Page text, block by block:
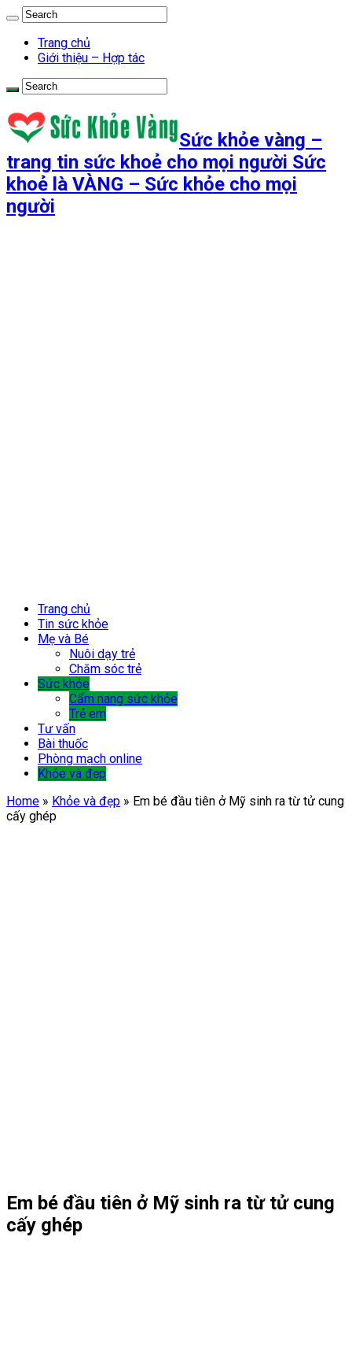
Trang chủ
Giới thiệu – Hợp tác
Sức khỏe vàng –
trang tin sức khoẻ cho mọi người Sức
khoẻ là VÀNG – Sức khỏe cho mọi
người
Trang chủ
Tin sức khỏe
Mẹ và Bé
Nuôi dạy trẻ
Chăm sóc trẻ
Sức khỏe
Cẩm nang sức khỏe
Trẻ em
Tư vấn
Bài thuốc
Phòng mạch online
Khỏe và đẹp
Home » Khỏe và đẹp » Em bé đầu tiên ở Mỹ sinh ra từ tử cung
cấy ghép
Em bé đầu tiên ở Mỹ sinh ra từ tử cung
cấy ghép